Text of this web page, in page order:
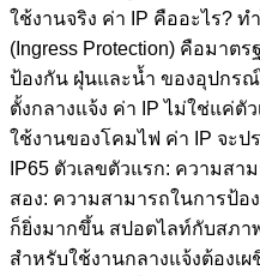
ใช้งานจริง ค่า IP คืออะไร?
(Ingress Protection) คือมาต
ป้องกัน ฝุ่นและน้ำ ของอุปกร
ตั้งกลางแจ้ง ค่า IP ไม่ใช่แค่ตั
ใช้งานของโคมไฟ ค่า IP จะป
IP65 ตัวเลขตัวแรก: ความส
สอง: ความสามารถในการป้
ก็ยิ่งมากขึ้น สปอตไลท์กับสภา
สำหรับใช้งานกลางแจ้งต้อง